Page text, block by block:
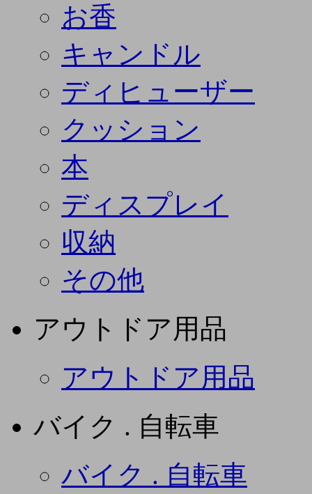
お香
キャンドル
ディヒューザー
クッション
本
ディスプレイ
収納
その他
アウトドア用品
アウトドア用品
バイク . 自転車
バイク . 自転車